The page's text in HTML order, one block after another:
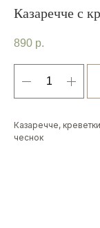
Казаречче с
890 р.
Казаречче,
чеснок